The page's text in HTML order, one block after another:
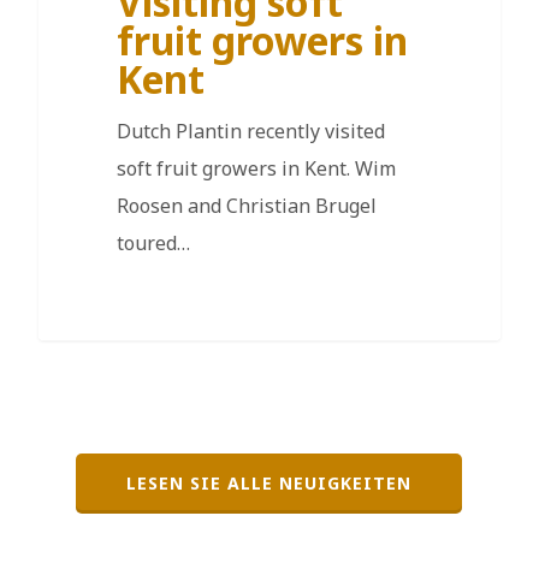
fruit growers in
Kent
Dutch Plantin recently visited
soft fruit growers in Kent. Wim
Roosen and Christian Brugel
toured…
LESEN SIE ALLE NEUIGKEITEN